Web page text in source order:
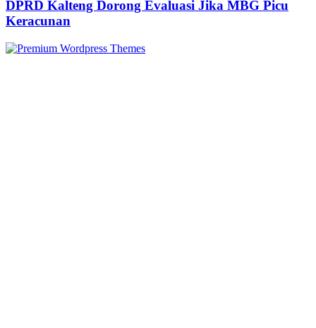
DPRD Kalteng Dorong Evaluasi Jika MBG Picu
Keracunan